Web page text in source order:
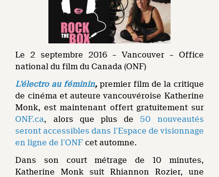
Le 2 septembre 2016 – Vancouver – Office
national du film du Canada (ONF)
L’électro au féminin, premier film de la critique
de cinéma et auteure vancouvéroise Katherine
Monk, est maintenant offert gratuitement sur
ONF.ca, alors que plus de 50 nouveautés
seront accessibles dans l’Espace de visionnage
en ligne de l’ONF cet automne.
Dans son court métrage de 10 minutes,
Katherine Monk suit Rhiannon Rozier, une